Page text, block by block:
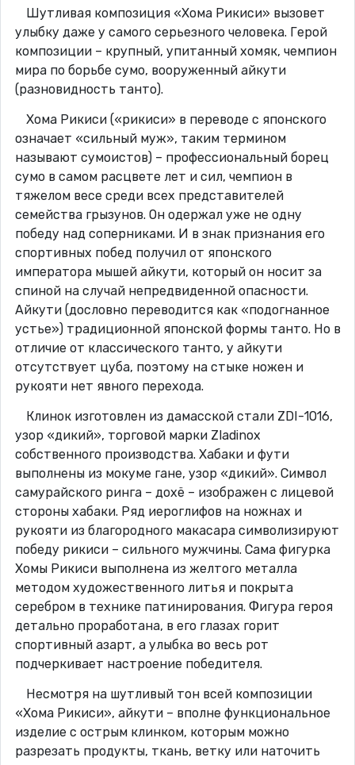
Шутливая композиция «Хома Рикиси» вызовет
улыбку даже у самого серьезного человека. Герой
композиции – крупный, упитанный хомяк, чемпион
мира по борьбе сумо, вооруженный айкути
(разновидность танто).
Хома Рикиси («рикиси» в переводе с японского
означает «сильный муж», таким термином
называют сумоистов) – профессиональный борец
сумо в самом расцвете лет и сил, чемпион в
тяжелом весе среди всех представителей
семейства грызунов. Он одержал уже не одну
победу над соперниками. И в знак признания его
спортивных побед получил от японского
императора мышей айкути, который он носит за
спиной на случай непредвиденной опасности.
Айкути (дословно переводится как «подогнанное
устье») традиционной японской формы танто. Но в
отличие от классического танто, у айкути
отсутствует цуба, поэтому на стыке ножен и
рукояти нет явного перехода.
Клинок изготовлен из дамасской стали ZDI-1016,
узор «дикий», торговой марки Zladinox
собственного производства. Хабаки и фути
выполнены из мокуме гане, узор «дикий». Символ
самурайского ринга – дохё – изображен с лицевой
стороны хабаки. Ряд иероглифов на ножнах и
рукояти из благородного макасара символизируют
победу рикиси – сильного мужчины. Сама фигурка
Хомы Рикиси выполнена из желтого металла
методом художественного литья и покрыта
серебром в технике патинирования. Фигура героя
детально проработана, в его глазах горит
спортивный азарт, а улыбка во весь рот
подчеркивает настроение победителя.
Несмотря на шутливый тон всей композиции
«Хома Рикиси», айкути – вполне функциональное
изделие с острым клинком, которым можно
разрезать продукты, ткань, ветку или наточить